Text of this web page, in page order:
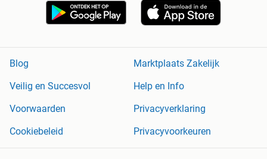
Blog
Marktplaats Zakelijk
Veilig en Succesvol
Help en Info
Voorwaarden
Privacyverklaring
Cookiebeleid
Privacyvoorkeuren